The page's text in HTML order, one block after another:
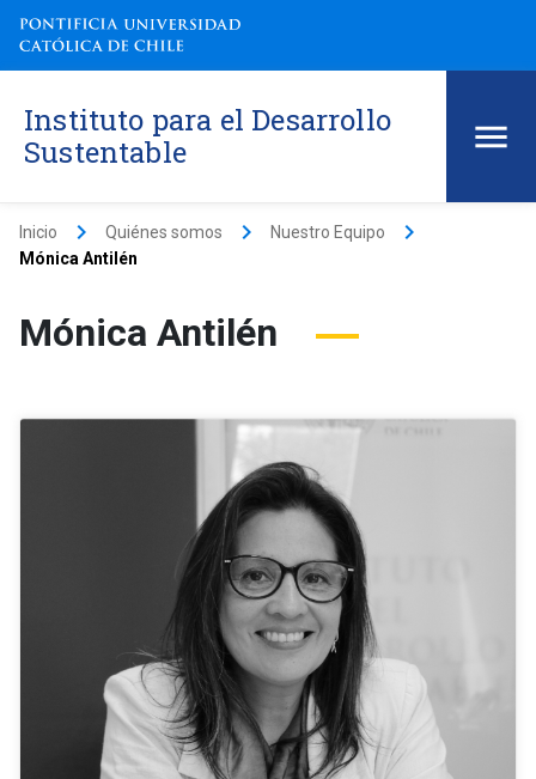
Instituto para el Desarrollo
Sustentable
Inicio keyboard_arrow_right Quiénes somos keyboard_arrow_right Nuestro Equipo keyboard_arrow_right
Mónica Antilén
Mónica Antilén